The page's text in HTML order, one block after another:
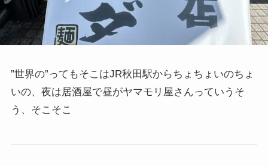
”世界の”ってもそこはJR秋田駅からちょちょいのちょ
いの、夜は居酒屋で昼がヤマモリ屋さんっていうそ
う、そこそこ